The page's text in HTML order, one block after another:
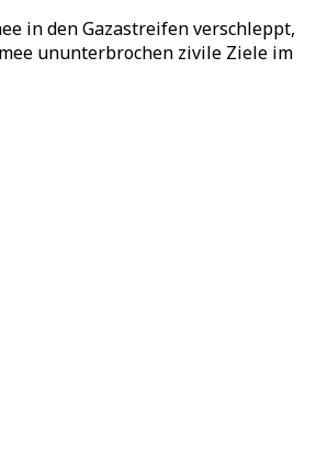
in den Gazastreifen verschleppt,
ununterbrochen zivile Ziele im